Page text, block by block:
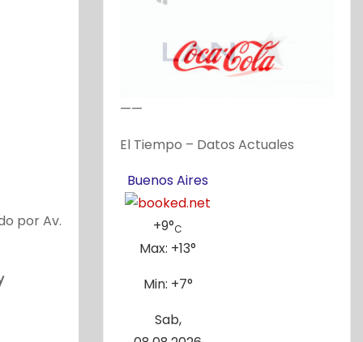
por Av.
——
El Tiempo – Datos Actuales
Buenos Aires
+9°C
Max: +13°
Min: +7°
Sab,